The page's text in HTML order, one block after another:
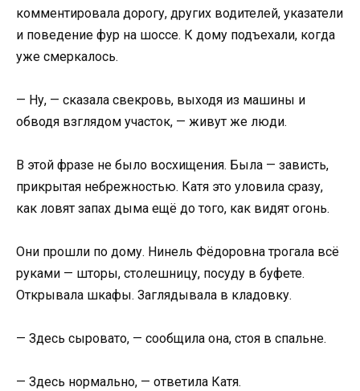
комментировала дорогу, других водителей, указатели
и поведение фур на шоссе. К дому подъехали, когда
уже смеркалось.
— Ну, — сказала свекровь, выходя из машины и
обводя взглядом участок, — живут же люди.
В этой фразе не было восхищения. Была — зависть,
прикрытая небрежностью. Катя это уловила сразу,
как ловят запах дыма ещё до того, как видят огонь.
Они прошли по дому. Нинель Фёдоровна трогала всё
руками — шторы, столешницу, посуду в буфете.
Открывала шкафы. Заглядывала в кладовку.
— Здесь сыровато, — сообщила она, стоя в спальне.
— Здесь нормально, — ответила Катя.